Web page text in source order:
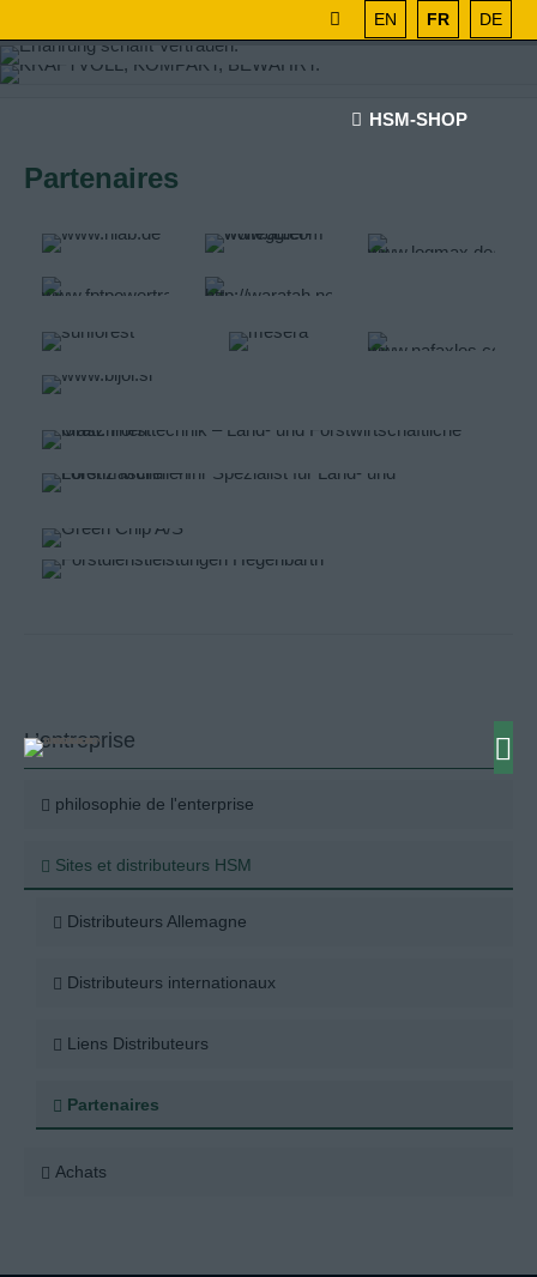
EN FR DE
HSM-SHOP
Partenaires
L’entreprise
philosophie de l'enterprise
Sites et distributeurs HSM
Distributeurs Allemagne
Distributeurs internationaux
Liens Distributeurs
Partenaires
Achats